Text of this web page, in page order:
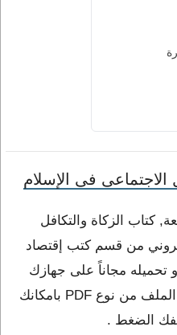
فى الإسلام
كتاب الزكاة والتكافل
من قسم كتب إقتصاد
تحميله مجاناً على جهازك
لتصفحه بدون اتصال بالانترنت , الملف من نوع PDF بامكانك
لفك الضغط .